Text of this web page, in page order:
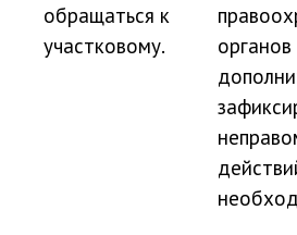
обращаться к
участковому.